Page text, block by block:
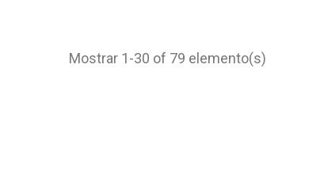
Mostrar 1-30 of 79 elemento(s)